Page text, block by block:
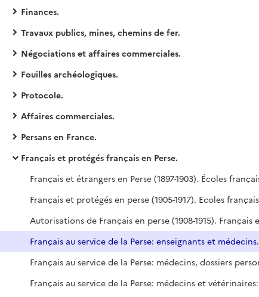
Finances.
Travaux publics, mines, chemins de fer.
Négociations et affaires commerciales.
Fouilles archéologiques.
Protocole.
Affaires commerciales.
Persans en France.
Français et protégés français en Perse.
Français au service de la Perse: enseignants et médecins.